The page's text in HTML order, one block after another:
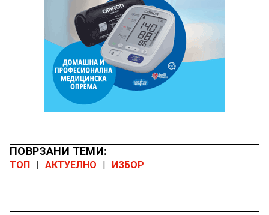
ПОВРЗАНИ ТЕМИ:
ТОП АКТУЕЛНО ИЗБОР